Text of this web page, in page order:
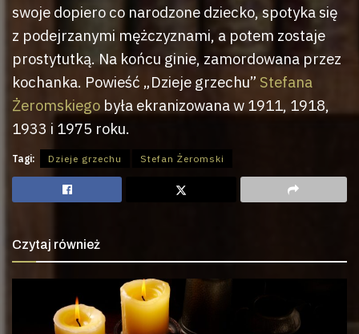
swoje dopiero co narodzone dziecko, spotyka się
z podejrzanymi mężczyznami, a potem zostaje
prostytutką. Na końcu ginie, zamordowana przez
kochanka. Powieść „Dzieje grzechu” Stefana
Żeromskiego była ekranizowana w 1911, 1918,
1933 i 1975 roku.
Tagi: Dzieje grzechu Stefan Żeromski
Czytaj również